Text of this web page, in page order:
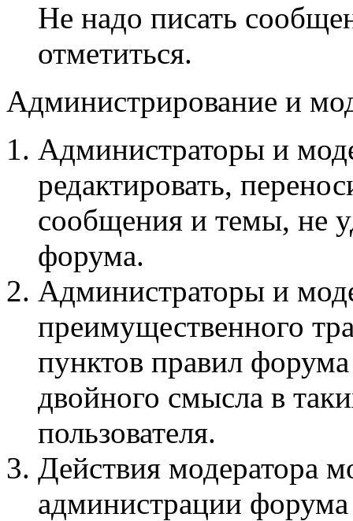
Не надо писать
отметиться.
Администрирование и
Администраторы и
редактировать,
сообщения и темы, не
форума.
Администраторы и
преимущественного
пунктов правил
двойного смысла в
пользователя.
Действия модератора
администрации